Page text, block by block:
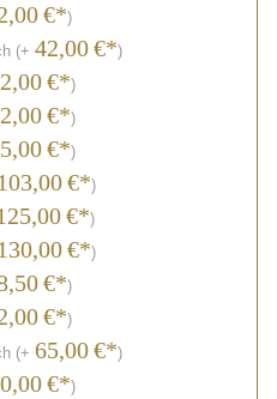
€*)
(+ 42,00€*)
€*)
€*)
€*)
€*)
€*)
€*)
€*)
€*)
(+ 65,00€*)
€*)